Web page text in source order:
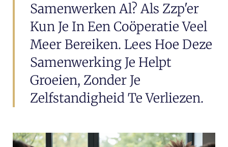
Samenwerken Al? Als Zzp'er
Kun Je In Een Coöperatie Veel
Meer Bereiken. Lees Hoe Deze
Samenwerking Je Helpt
Groeien, Zonder Je
Zelfstandigheid Te Verliezen.